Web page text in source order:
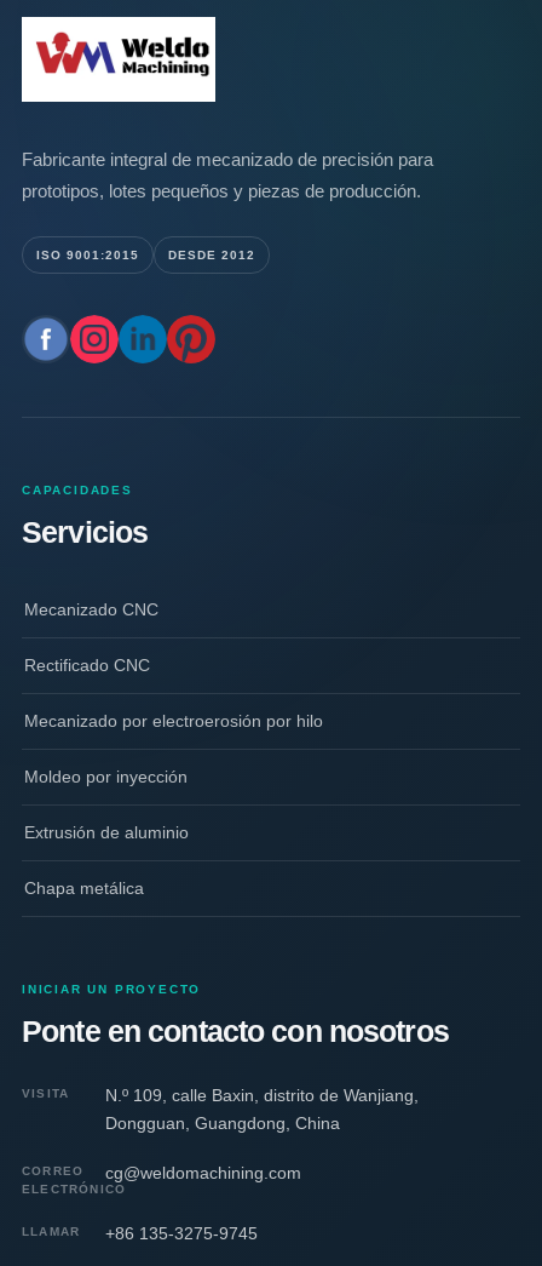
Fabricante integral de mecanizado de precisión para
prototipos, lotes pequeños y piezas de producción.
ISO 9001:2015 DESDE 2012
CAPACIDADES
Servicios
Mecanizado CNC
Rectificado CNC
Mecanizado por electroerosión por hilo
Moldeo por inyección
Extrusión de aluminio
Chapa metálica
INICIAR UN PROYECTO
Ponte en contacto con nosotros
VISITA
N.º 109, calle Baxin, distrito de Wanjiang,
Dongguan, Guangdong, China
CORREO
ELECTRÓNICO
cg@weldomachining.com
LLAMAR +86 135-3275-9745